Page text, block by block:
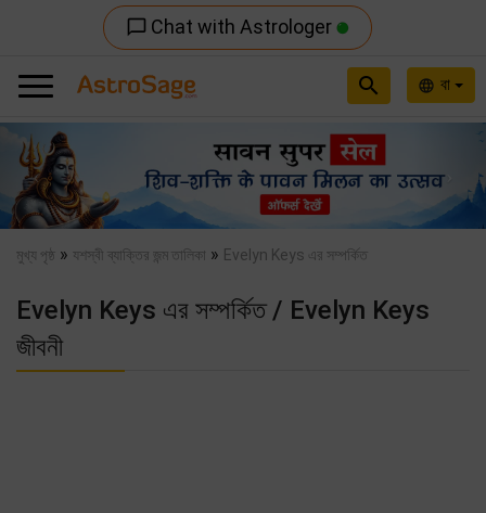
chat_bubble_outline Chat with Astrologer
language বা
search
Previous
মুখ্য পৃষ্ঠ » যশস্বী ব্যাক্তির জন্ম তালিকা » Evelyn Keys এর সম্পর্কিত
Evelyn Keys এর সম্পর্কিত / Evelyn Keys
জীবনী